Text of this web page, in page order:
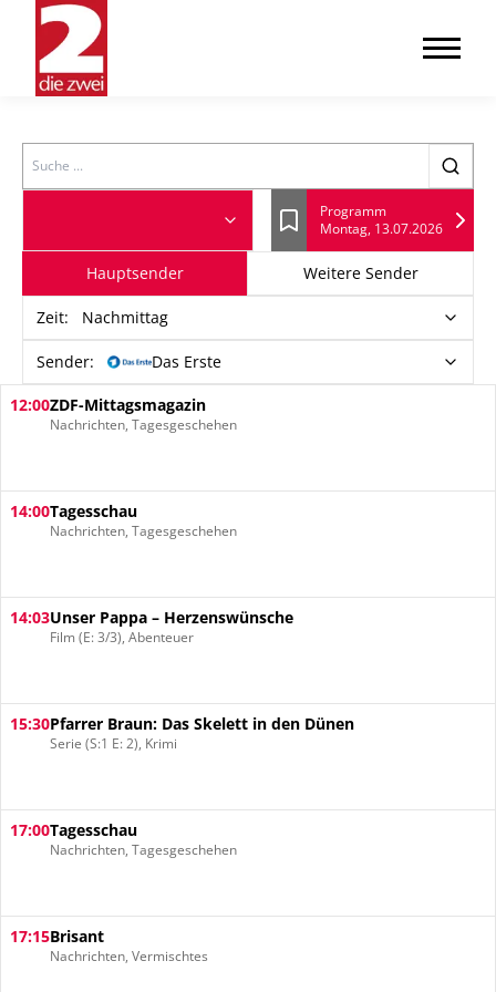
Search
Lesezeichen
Programm
Montag, 13.07.2026
Hauptsender Weitere Sender
Zeit: Nachmittag
Sender: Das Erste
12:00ZDF-Mittagsmagazin
Nachrichten, Tagesgeschehen
14:00Tagesschau
Nachrichten, Tagesgeschehen
14:03Unser Pappa – Herzenswünsche
Film (E: 3/3), Abenteuer
15:30Pfarrer Braun: Das Skelett in den Dünen
Serie (S:1 E: 2), Krimi
17:00Tagesschau
Nachrichten, Tagesgeschehen
17:15Brisant
Nachrichten, Vermischtes